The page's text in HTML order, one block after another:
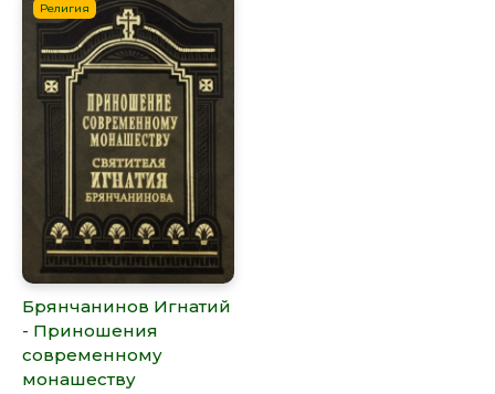
Религия
Брянчанинов Игнатий
- Приношения
современному
монашеству